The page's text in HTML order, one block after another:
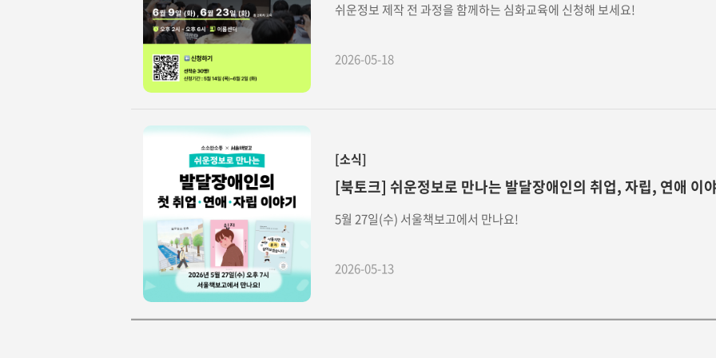
쉬운정보 제작 전 과정을 함께하는 심화교육에 신청해 보세요!
2026-05-18
[소식]
[북토크] 쉬운정보로 만나는 발달장애인의 취업, 자립, 연애 이
5월 27일(수) 서울책보고에서 만나요!
2026-05-13